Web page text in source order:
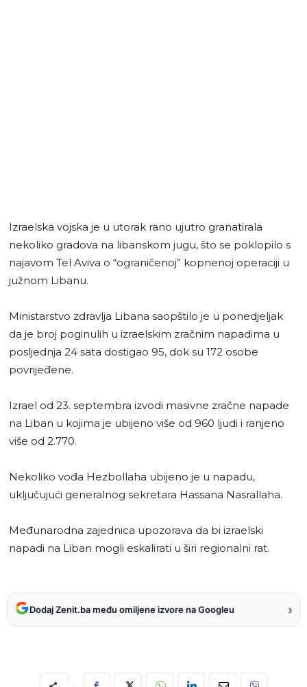
Izraelska vojska je u utorak rano ujutro granatirala
nekoliko gradova na libanskom jugu, što se poklopilo s
najavom Tel Aviva o “ograničenoj” kopnenoj operaciji u
južnom Libanu.
Ministarstvo zdravlja Libana saopštilo je u ponedjeljak
da je broj poginulih u izraelskim zračnim napadima u
posljednja 24 sata dostigao 95, dok su 172 osobe
povrijeđene.
Izrael od 23. septembra izvodi masivne zračne napade
na Liban u kojima je ubijeno više od 960 ljudi i ranjeno
više od 2.770.
Nekoliko vođa Hezbollaha ubijeno je u napadu,
uključujući generalnog sekretara Hassana Nasrallaha.
Međunarodna zajednica upozorava da bi izraelski
napadi na Liban mogli eskalirati u širi regionalni rat.
Dodaj Zenit.ba među omiljene izvore na Googleu ›